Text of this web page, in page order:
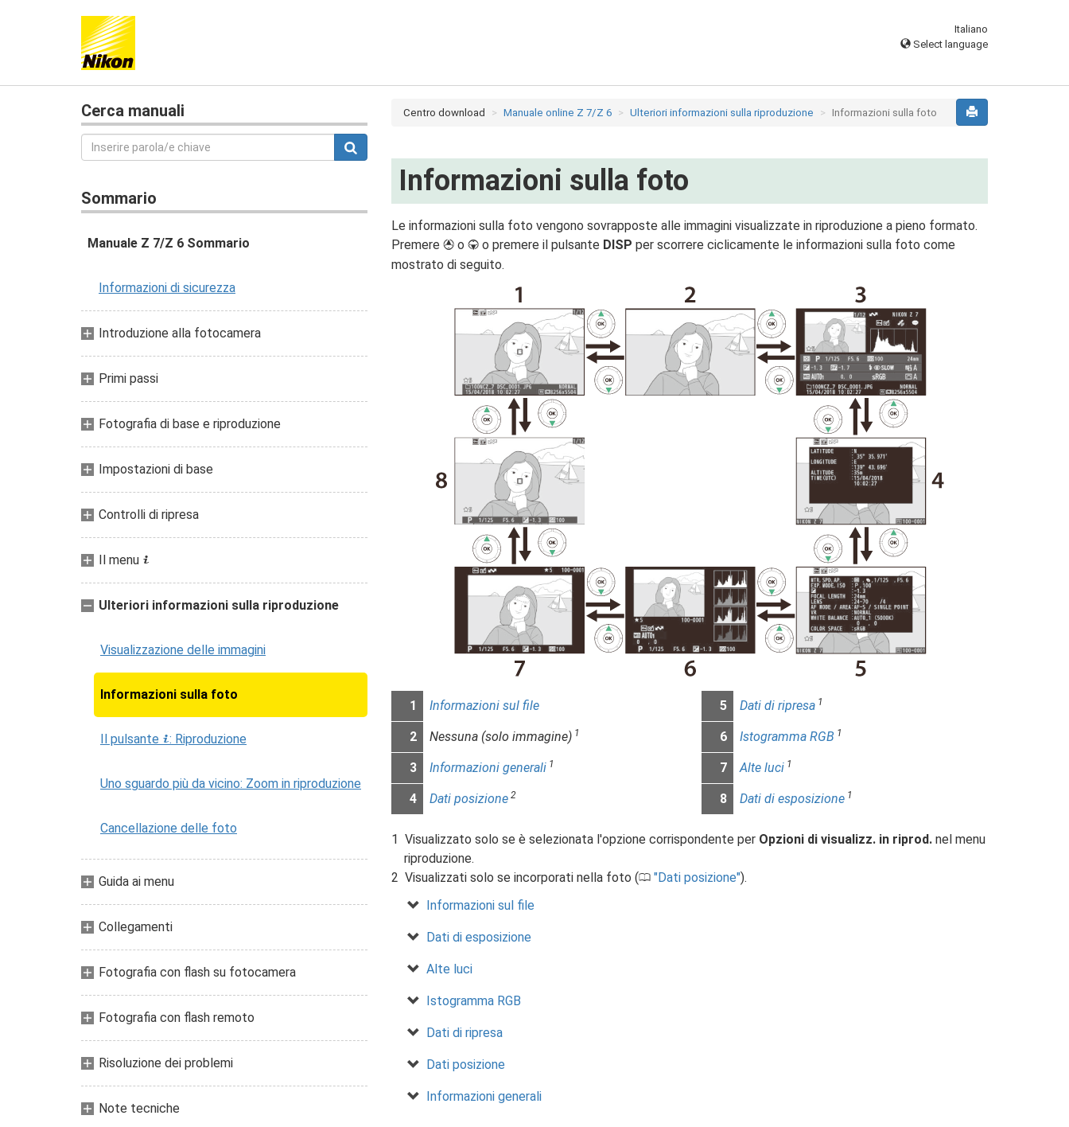
Italiano
Select language
Cerca manuali
Sommario
Manuale Z 7/Z 6 Sommario
Informazioni di sicurezza
Introduzione alla fotocamera
Primi passi
Fotografia di base e riproduzione
Impostazioni di base
Controlli di ripresa
Il menu i
Ulteriori informazioni sulla riproduzione
Visualizzazione delle immagini
Informazioni sulla foto
Il pulsante i: Riproduzione
Uno sguardo più da vicino: Zoom in riproduzione
Cancellazione delle foto
Guida ai menu
Collegamenti
Fotografia con flash su fotocamera
Fotografia con flash remoto
Risoluzione dei problemi
Note tecniche
Centro download Manuale online Z 7/Z 6 Ulteriori informazioni sulla riproduzione Informazioni sulla foto
Informazioni sulla foto
Le informazioni sulla foto vengono sovrapposte alle immagini visualizzate in riproduzione a pieno formato.
Premere 1 o 3 o premere il pulsante DISP per scorrere ciclicamente le informazioni sulla foto come
mostrato di seguito.
1 Informazioni sul file
2 Nessuna (solo immagine) 1
3 Informazioni generali 1
4 Dati posizione 2
5 Dati di ripresa 1
6 Istogramma RGB 1
7 Alte luci 1
8 Dati di esposizione 1
Visualizzato solo se è selezionata l'opzione corrispondente per Opzioni di visualizz. in riprod. nel menu
riproduzione.
Visualizzati solo se incorporati nella foto (0 Dati posizione ).
Informazioni sul file
Dati di esposizione
Alte luci
Istogramma RGB
Dati di ripresa
Dati posizione
Informazioni generali